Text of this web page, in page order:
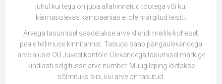
juhul kui tegu on juba allahinnatud tootega või kui
käimasolevas kampaanias ei ole märgitud teisiti.
Arvega tasumisel saadetakse arve kliendi meilile koheselt
peale tellimuse kinnitamist. Tasuda saab pangaülekandega
arve alusel OÜ Juveel kontole. Ülekandega tasumisel märkige
kindlasti selgitusse arve number. Müügileping loetakse
sõlmituks siis, kui arve on tasutud.